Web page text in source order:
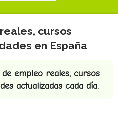
cursos
en España
empleo reales, cursos
actualizadas cada día.